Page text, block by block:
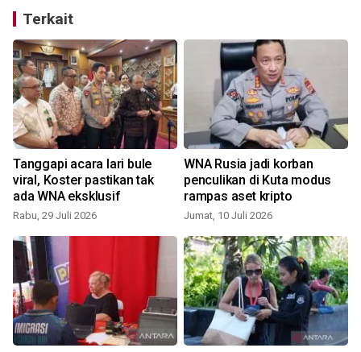
Terkait
Tanggapi acara lari bule
viral, Koster pastikan tak
ada WNA eksklusif
Rabu, 29 Juli 2026
WNA Rusia jadi korban
penculikan di Kuta modus
rampas aset kripto
Jumat, 10 Juli 2026